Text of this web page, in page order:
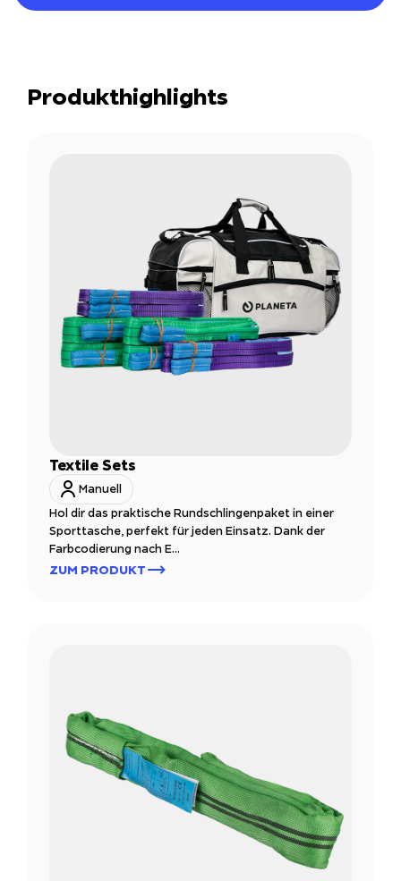
Produkthighlights
Textile Sets
Manuell
Hol dir das praktische Rundschlingenpaket in einer
Sporttasche, perfekt für jeden Einsatz. Dank der
Farbcodierung nach E...
ZUM PRODUKT